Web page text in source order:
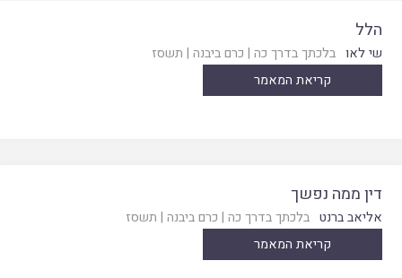
הלל
שי לאו בלכתך בדרך כה | כרם ביבנה | תשסז
קריאת המאמר
דין ממה נפשך
אליאב ברנט בלכתך בדרך כה | כרם ביבנה | תשסז
קריאת המאמר